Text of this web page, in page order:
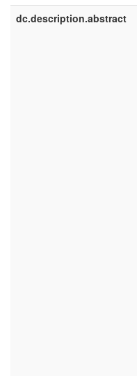
dc.description.abstract